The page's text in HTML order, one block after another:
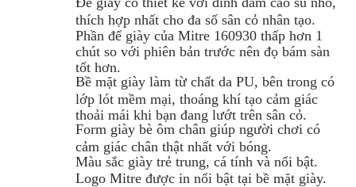
thích hợp nhất cho đa số sân cỏ nhân tạo.
Phần đế giày của Mitre 160930 thấp hơn 1
chút so với phiên bản trước nên đọ bám sàn
tốt hơn.
Bề mặt giày làm từ chất da PU, bên trong có
lớp lót mềm mại, thoáng khí tạo cảm giác
thoải mái khi bạn đang lướt trên sân cỏ.
Form giày bè ôm chân giúp người chơi có
cảm giác chân thật nhất với bóng.
Màu sắc giày trẻ trung, cá tính và nổi bật.
Logo Mitre được in nổi bật tại bề mặt giày.